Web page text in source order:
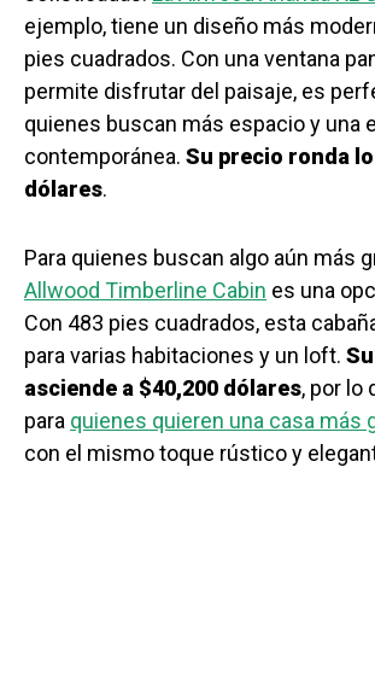
ejemplo, tiene un diseño más
pies cuadrados. Con una ventana
permite disfrutar del paisaje, es
quienes buscan más espacio y una
contemporánea. Su precio ronda
dólares.
Para quienes buscan algo aún más
Allwood Timberline Cabin es una
Con 483 pies cuadrados, esta
para varias habitaciones y un loft.
asciende a $40,200 dólares, por lo
para quienes quieren una casa más
con el mismo toque rústico y